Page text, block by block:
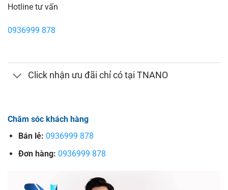
Hotline tư vấn
0936999 878
Click nhận ưu đãi chỉ có tại TNANO
Chăm sóc khách hàng
Bán lẻ: 0936999 878
Đơn hàng: 0936999 878